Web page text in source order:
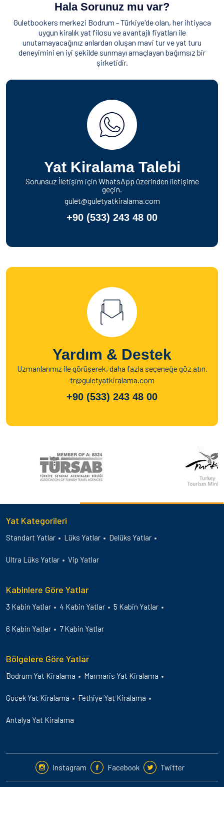
Hala Sorunuz mu var?
Guletbookers merkezi Bodrum - Türkiye'de olan, her ihtiyaca
uygun kiralık yat filosu ve avantajlı fiyatları ile
unutamayacağınız anlardan oluşan mavi tur ve yat turu
deneyimini en iyi şekilde sunmayı amaçlayan bağımsız bir
şirketidir.
Yat Kiralama Talebi
Sorunsuz İletişim için WhatsApp üzerinden iletişime
geçin.
gulet@guletyatkiralama.com
+90 (533) 243 48 00
Yardım & Destek
Uzmanlarımız ile görüşerek, daha fazla seçeneğe göz atın.
tr@guletyatkiralama.com
+90 (533) 243 48 00
Yat Kategorileri
Standart Yatlar Lüks Yatlar Delüks Yatlar
Ultra Lüks Yatlar Vip Yatlar
Kabinlere Göre Yatlar
3 Kabin Yatlar 4 Kabin Yatlar 5 Kabin Yatlar
6 Kabin Yatlar 7 Kabin Yatlar
Bölgelere Göre Yatlar
Bodrum Yat Kiralama Marmaris Yat Kiralama
Gocek Yat Kiralama Fethiye Yat Kiralama
Antalya Yat Kiralama
Instagram Facebook Twitter